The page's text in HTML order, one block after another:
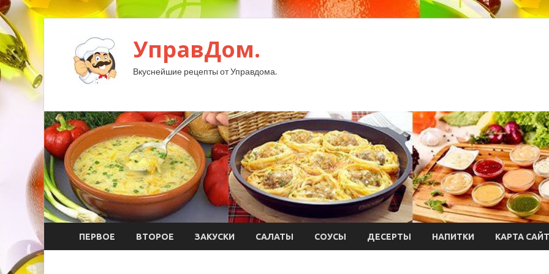
УправДом.
Вкуснейшие рецепты от Управдома.
ПЕРВОЕ ВТОРОЕ ЗАКУСКИ САЛАТЫ СОУСЫ ДЕСЕРТЫ НАПИТКИ КАРТА